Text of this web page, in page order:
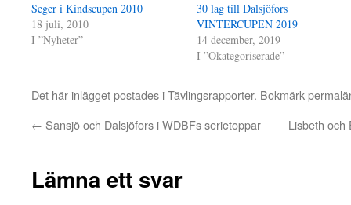
Seger i Kindscupen 2010
18 juli, 2010
I ”Nyheter”
30 lag till Dalsjöfors
VINTERCUPEN 2019
14 december, 2019
I ”Okategoriserade”
Det här inlägget postades iTävlingsrapporter. Bokmärk
← Sansjö och Dalsjöfors i WDBFs serietoppar Lisbeth
Lämna ett svar